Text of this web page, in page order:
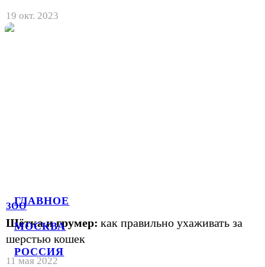
ГЛАВНОЕ
МОСКВА
РОССИЯ
19 окт. 2023
ЗОО
Щётка и грумер: как правильно ухаживать за
шерстью кошек
11 мая 2022